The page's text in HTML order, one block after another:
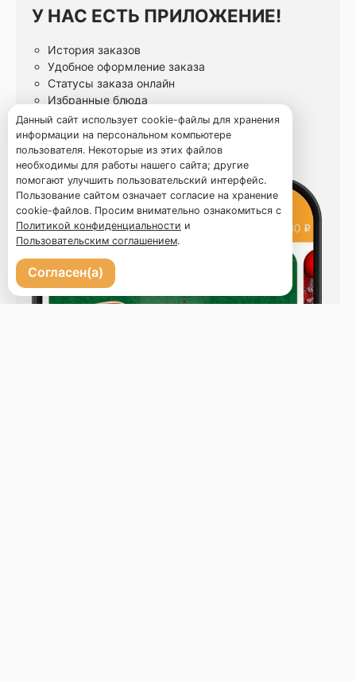
У НАС ЕСТЬ ПРИЛОЖЕНИЕ!
История заказов
Удобное оформление заказа
Статусы заказа онлайн
Избранные блюда
Данный сайт использует cookie-файлы для хранения
информации на персональном компьютере
пользователя. Некоторые из этих файлов
необходимы для работы нашего сайта; другие
помогают улучшить пользовательский интерфейс.
Пользование сайтом означает согласие на хранение
cookie-файлов. Просим внимательно ознакомиться с
Политикой конфиденциальности и
Пользовательским соглашением.
Согласен(а)